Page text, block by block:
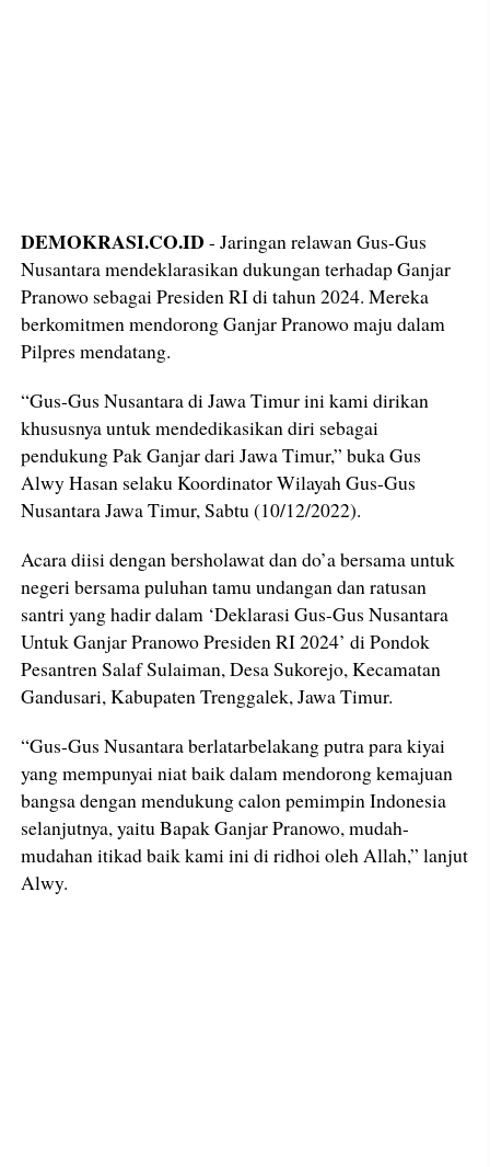
DEMOKRASI.CO.ID - Jaringan relawan Gus-Gus
Nusantara mendeklarasikan dukungan terhadap Ganjar
Pranowo sebagai Presiden RI di tahun 2024. Mereka
berkomitmen mendorong Ganjar Pranowo maju dalam
Pilpres mendatang.
“Gus-Gus Nusantara di Jawa Timur ini kami dirikan
khususnya untuk mendedikasikan diri sebagai
pendukung Pak Ganjar dari Jawa Timur,” buka Gus
Alwy Hasan selaku Koordinator Wilayah Gus-Gus
Nusantara Jawa Timur, Sabtu (10/12/2022).
Acara diisi dengan bersholawat dan do’a bersama untuk
negeri bersama puluhan tamu undangan dan ratusan
santri yang hadir dalam ‘Deklarasi Gus-Gus Nusantara
Untuk Ganjar Pranowo Presiden RI 2024’ di Pondok
Pesantren Salaf Sulaiman, Desa Sukorejo, Kecamatan
Gandusari, Kabupaten Trenggalek, Jawa Timur.
“Gus-Gus Nusantara berlatarbelakang putra para kiyai
yang mempunyai niat baik dalam mendorong kemajuan
bangsa dengan mendukung calon pemimpin Indonesia
selanjutnya, yaitu Bapak Ganjar Pranowo, mudah-
mudahan itikad baik kami ini di ridhoi oleh Allah,” lanjut
Alwy.